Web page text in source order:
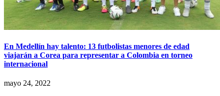
En Medellín hay talento: 13 futbolistas menores de edad
viajarán a Corea para representar a Colombia en torneo
internacional
mayo 24, 2022